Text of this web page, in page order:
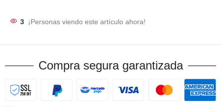
3 ¡Personas viendo este artículo ahora!
Compra segura garantizada